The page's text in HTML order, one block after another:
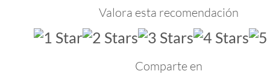
Valora esta recomendación
Comparte en